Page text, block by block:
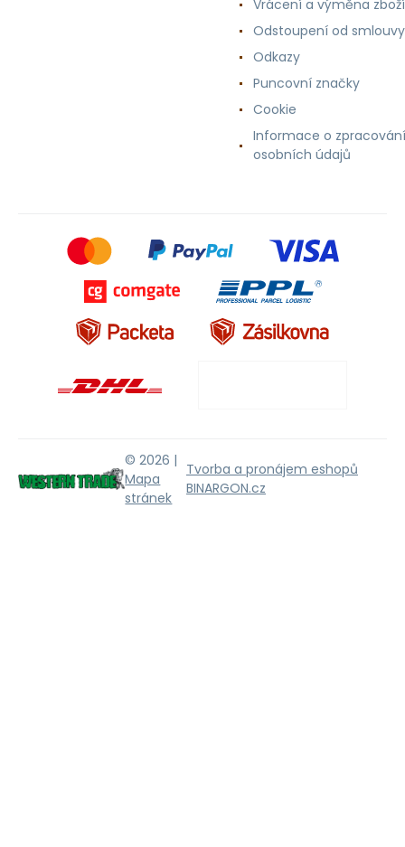
Vrácení a výměna zboží
Odstoupení od smlouvy
Odkazy
Puncovní značky
Cookie
Informace o zpracování
osobních údajů
© 2026 |
Mapa
stránek
Tvorba a pronájem eshopů
BINARGON.cz